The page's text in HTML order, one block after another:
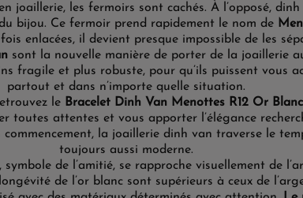
joaillerie, les fermoirs sont cachés. À l’opposé,
bijou. Ce fermoir prend rapidement le nom de
enlacées, il devient presque impossible de les
sont la nouvelle manière de porter de la joaillerie
fragile et plus robuste, pour qu’ils puissent vous
partout et dans n’importe quelle situation.
le Bracelet Dinh Van Menottes R12 Or Blanc
toutes attentes et vous apporter l’élégance
commencement, la joaillerie dinh van traverse le
toujours aussi moderne.
, symbole de l’amitié, se rapproche visuellement de
de l’or blanc sont supérieurs à ceux de